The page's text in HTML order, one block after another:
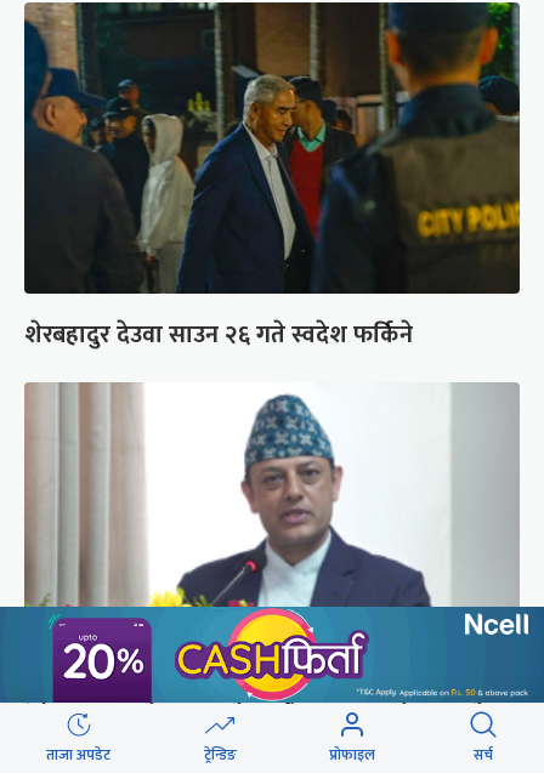
शेरबहादुर देउवा साउन २६ गते स्वदेश फर्किने
‘संसद्‍मा कालो चस्मा खोल्नू, बैठक चल्दा सेयर कारोबार
नगर्नू’
ताजा अपडेट ट्रेन्डिङ प्रोफाइल सर्च